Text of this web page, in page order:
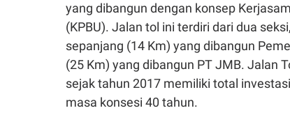
yang dibangun dengan konsep
(KPBU). Jalan tol ini terdiri dari dua
sepanjang (14 Km) yang dibangun
(25 Km) yang dibangun PT JMB. Jalan
sejak tahun 2017 memiliki total
masa konsesi 40 tahun.